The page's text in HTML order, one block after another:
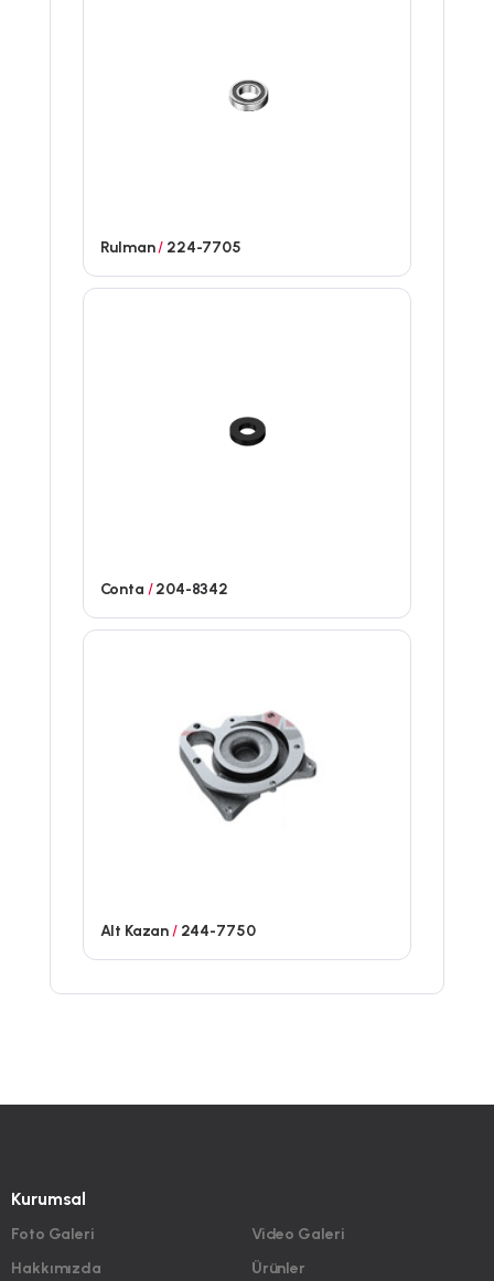
Rulman/ 224-7705
Conta /204-8342
Alt Kazan/244-7750
Kurumsal
Foto Galeri
Hakkımızda
Video Galeri
Ürünler